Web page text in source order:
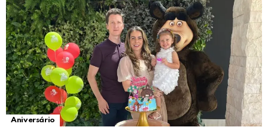
Aniversário